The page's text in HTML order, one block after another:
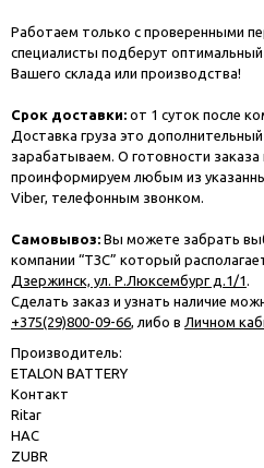
Работаем только с проверенными
специалисты подберут
Вашего склада или производства!
Срок доставки: от 1 суток после
Доставка груза это
зарабатываем. О готовности заказа
проинформируем любым из
Viber, телефонным звонком.
Самовывоз: Вы можете забрать
компании “ТЗС” который
Дзержинск, ул. Р.Люксембург д.1/1 .
Сделать заказ и узнать наличие
+375(29)800-09-66, либо в Личном
Производитель:
ETALON BATTERY
Контакт
Ritar
HAC
ZUBR